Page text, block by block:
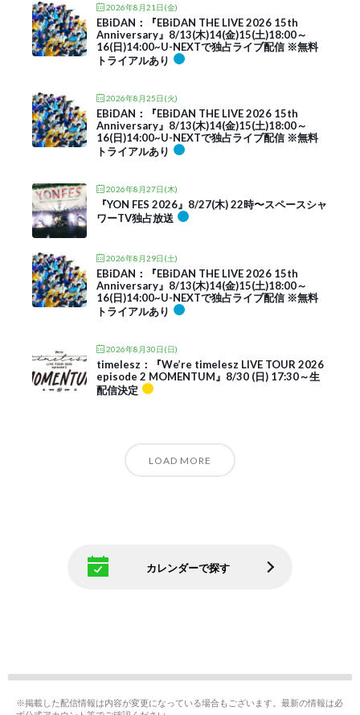
2026年8月21日(金)
EBiDAN：『EBiDAN THE LIVE 2026 15th
Anniversary』8/13(木)14(金)15(土)18:00～
16(日)14:00~U-NEXTで独占ライブ配信 ※無料
トライアルあり
2026年8月25日(火)
EBiDAN：『EBiDAN THE LIVE 2026 15th
Anniversary』8/13(木)14(金)15(土)18:00～
16(日)14:00~U-NEXTで独占ライブ配信 ※無料
トライアルあり
2026年8月27日(木)
『YON FES 2026』8/27(木) 22時〜スペースシャ
ワーTV独占放送
2026年8月29日(土)
EBiDAN：『EBiDAN THE LIVE 2026 15th
Anniversary』8/13(木)14(金)15(土)18:00～
16(日)14:00~U-NEXTで独占ライブ配信 ※無料
トライアルあり
2026年8月30日(日)
timelesz：『We’re timelesz LIVE TOUR 2026
episode 2 MOMENTUM』8/30 (日) 17:30～生
配信決定
LOAD MORE
カレンダーで探す
※掲載した配信情報は内容が変更になっている場合もございます。最新の情報は必